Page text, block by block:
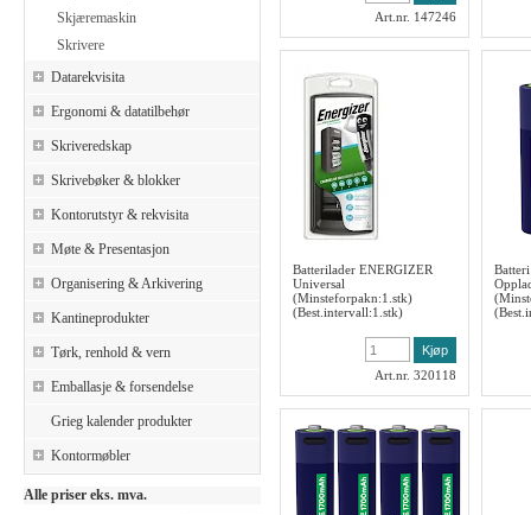
Skjæremaskin
Skrivere
Datarekvisita
Ergonomi & datatilbehør
Skriveredskap
Skrivebøker & blokker
Kontorutstyr & rekvisita
Møte & Presentasjon
Organisering & Arkivering
Kantineprodukter
Tørk, renhold & vern
Emballasje & forsendelse
Grieg kalender produkter
Kontormøbler
Alle priser eks. mva.
Art.nr. 147246
Batterilader ENERGIZER
Universal
(Minsteforpakn:1.stk)
(Best.intervall:1.stk)
Art.nr. 320118